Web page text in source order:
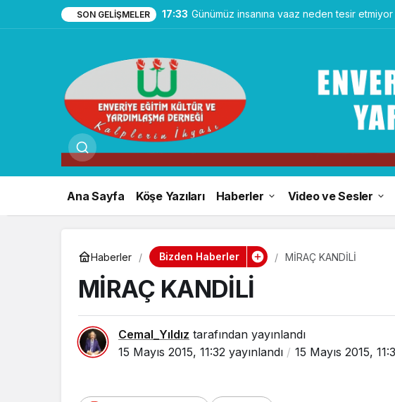
SON GELIŞMELER 17:33 Günümüz insanına vaaz neden tesir etmiyor
Ana Sayfa Köşe Yazıları Haberler Video ve Sesler
Haberler Bizden Haberler MİRAÇ KANDİLİ
MİRAÇ KANDİLİ
Cemal_Yıldız tarafından yayınlandı
15 Mayıs 2015, 11:32 yayınlandı 15 Mayıs 2015,